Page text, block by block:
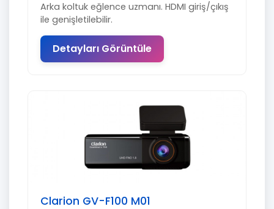
Arka koltuk eğlence uzmanı. HDMI giriş/çıkış
ile genişletilebilir.
Detayları Görüntüle
Clarion GV-F100 M01